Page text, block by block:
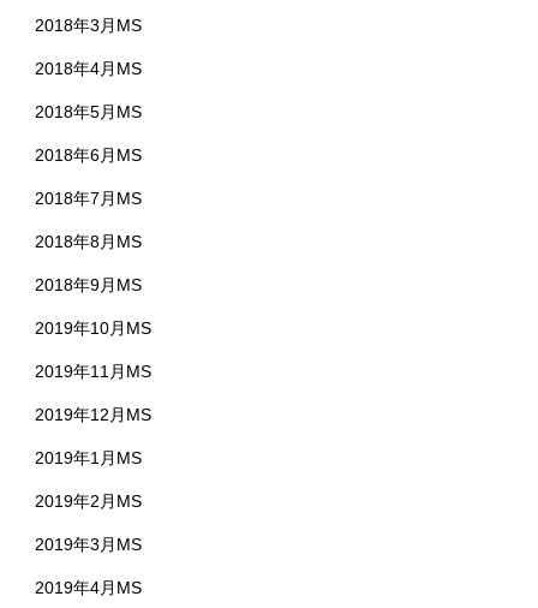
2018年3月MS
2018年4月MS
2018年5月MS
2018年6月MS
2018年7月MS
2018年8月MS
2018年9月MS
2019年10月MS
2019年11月MS
2019年12月MS
2019年1月MS
2019年2月MS
2019年3月MS
2019年4月MS